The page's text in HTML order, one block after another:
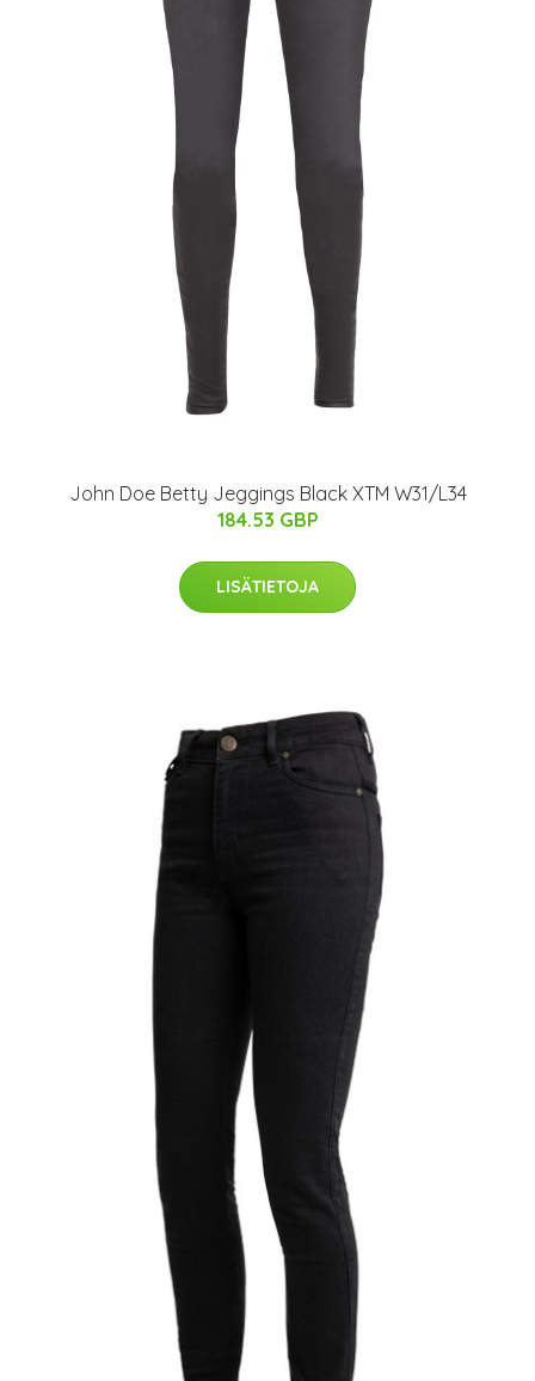
John Doe Betty Jeggings Black XTM W31/L34
184.53 GBP
LISÄTIETOJA